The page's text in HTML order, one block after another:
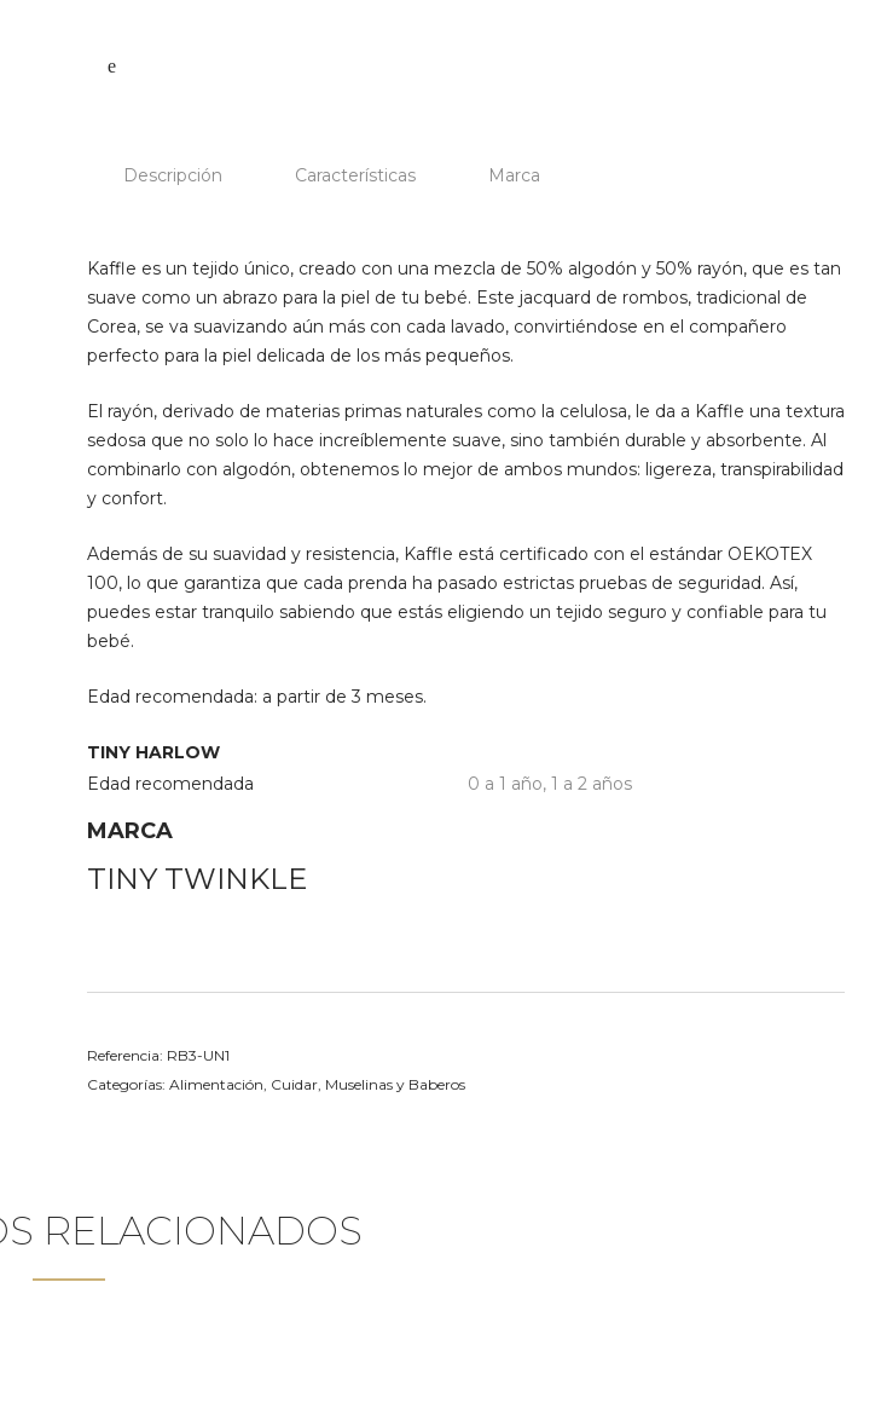
Descripción Características Marca
Kaffle es un tejido único, creado con una mezcla de 50% algodón y 50% rayón, que es tan
suave como un abrazo para la piel de tu bebé. Este jacquard de rombos, tradicional de
Corea, se va suavizando aún más con cada lavado, convirtiéndose en el compañero
perfecto para la piel delicada de los más pequeños.
El rayón, derivado de materias primas naturales como la celulosa, le da a Kaffle una textura
sedosa que no solo lo hace increíblemente suave, sino también durable y absorbente. Al
combinarlo con algodón, obtenemos lo mejor de ambos mundos: ligereza, transpirabilidad
y confort.
Además de su suavidad y resistencia, Kaffle está certificado con el estándar OEKOTEX
100, lo que garantiza que cada prenda ha pasado estrictas pruebas de seguridad. Así,
puedes estar tranquilo sabiendo que estás eligiendo un tejido seguro y confiable para tu
bebé.
Edad recomendada: a partir de 3 meses.
TINY HARLOW
Edad recomendada
0 a 1 año, 1 a 2 años
MARCA
TINY TWINKLE
Referencia: RB3-UN1
Categorías: Alimentación Cuidar Muselinas y Baberos
RELACIONADOS